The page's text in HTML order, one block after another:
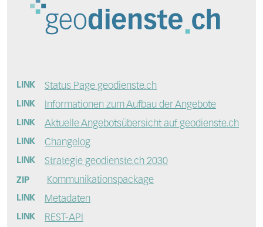
Status Page geodienste.ch
Informationen zum Aufbau der Angebote
Aktuelle Angebotsübersicht auf geodienste.ch
Changelog
Strategie geodienste.ch 2030
ZIP
Kommunikationspackage
Metadaten
REST-API